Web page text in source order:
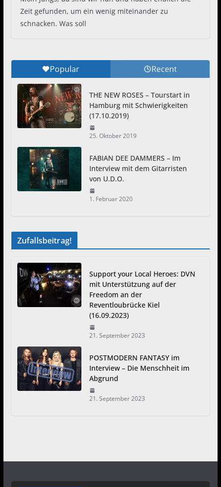
Zeit gefunden, um ein wenig miteinander zu
schnacken. Was soll
Popular Recent
THE NEW ROSES – Tourstart in
Hamburg mit Schwierigkeiten
(17.10.2019)
25. Oktober 2019
FABIAN DEE DAMMERS – Im
Interview mit dem Gitarristen
von U.D.O.
1. Februar 2020
Zufallsbeitrag!
Support your Local Heroes: DVN
mit Unterstützung auf der
Freedom an der
Reventloubrücke Kiel
(16.09.2023)
21. September 2023
POSTMODERN FANTASY im
Interview – Die Menschheit im
Abgrund
21. September 2023